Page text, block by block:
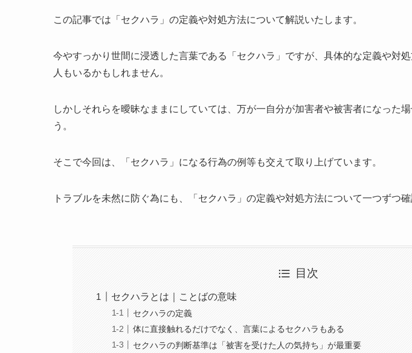
この記事では「セクハラ」の定義や対処方法について解説いたします。
今やすっかり世間に浸透した言葉である「セクハラ」ですが、具体的な定義や対
人もいるかもしれません。
しかしそれらを曖昧なままにしていては、万が一自分が加害者や被害者になった
う。
そこで今回は、「セクハラ」になる行為の例等も交えて取り上げています。
トラブルを未然に防ぐ為にも、「セクハラ」の定義や対処方法について一つずつ確
目次
セクハラとは｜ことばの意味
セクハラの定義
体に直接触れるだけでなく、言葉によるセクハラもある
セクハラの判断基準は「被害を受けた人の気持ち」が最重要